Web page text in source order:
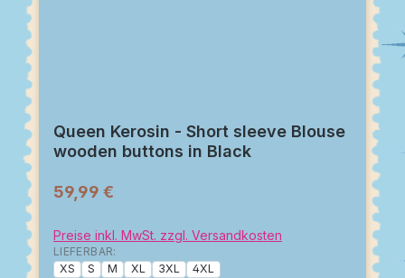
Queen Kerosin - Short sleeve Blouse
wooden buttons in Black
59,99 €
Preise inkl. MwSt. zzgl. Versandkosten
LIEFERBAR:
XS
S M XL 3XL 4XL